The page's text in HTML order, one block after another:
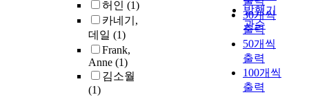
허인 (1)
카네기,
데일 (1)
Frank,
Anne (1)
김소월
(1)
발행기
관순
30개씩
출력
50개씩
출력
100개씩
출력